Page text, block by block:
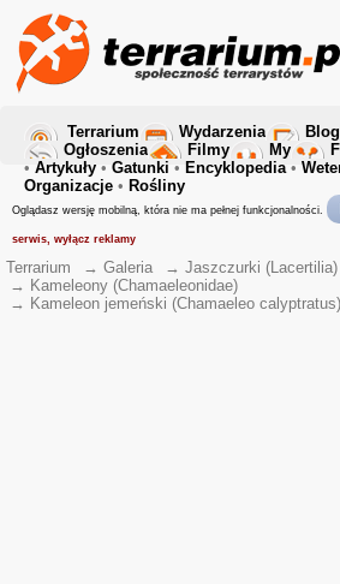
Terrarium Wydarzenia
Ogłoszenia
Filmy My
• Artykuły • Gatunki • Encyklopedia•
Organizacje • Rośliny
Oglądasz wersję mobilną, która nie ma pełnej funkcjonalności.
serwis, wyłącz reklamy
Terrarium → Galeria → Jaszczurki (Lacertilia)
→ Kameleony (Chamaeleonidae)
→ Kameleon jemeński (Chamaeleo calyptratus)